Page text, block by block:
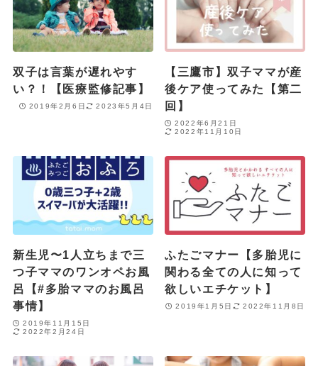
双子は言葉が遅れやす
い？！【医療監修記事】
2019年2月6日 2023年5月4日
【三鷹市】双子ママが産
後ケア使ってみた【第二
回】
2022年6月21日
2022年11月10日
新生児〜1人立ちまで三
つ子ママのワンオペお風
呂【#多胎ママのお風呂
事情】
2019年11月15日
2022年2月24日
ふたごマナー【多胎児に
関わる全ての人に知って
欲しいエチケット】
2019年1月5日 2022年11月8日